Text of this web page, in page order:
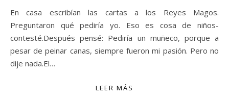
En casa escribían las cartas a los Reyes Magos.
Preguntaron qué pediría yo. Eso es cosa de niños-
contesté.Después pensé: Pediría un muñeco, porque a
pesar de peinar canas, siempre fueron mi pasión. Pero no
dije nada.El…
LEER MÁS